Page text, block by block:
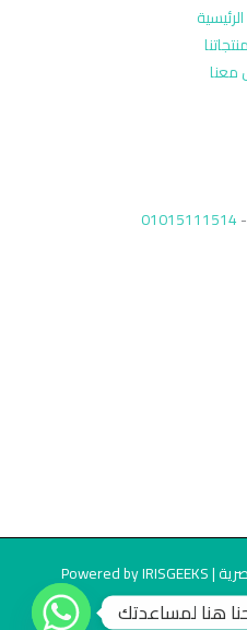
معنا
-
01015111514
هنا لمساعدتك